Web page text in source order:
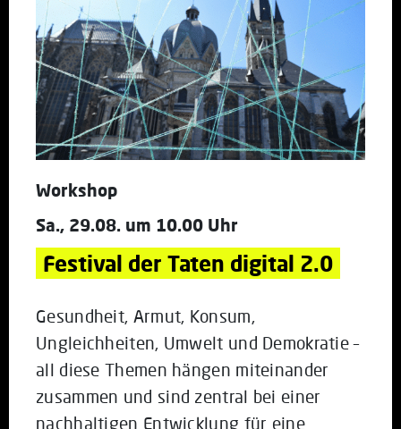
Workshop
Sa., 29.08. um 10.00 Uhr
Festival der Taten digital 2.0
Gesundheit, Armut, Konsum,
Ungleichheiten, Umwelt und Demokratie –
all diese Themen hängen miteinander
zusammen und sind zentral bei einer
nachhaltigen Entwicklung für eine